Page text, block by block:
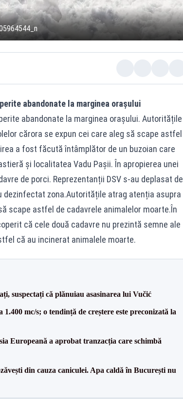
abandonate la marginea orașului
abandonate la marginea orașului. Autoritățile
cărora se expun cei care aleg să scape astfel
a fost făcută întâmplător de un buzoian care
și localitatea Vadu Pașii. În apropierea unei
de porci. Reprezentanții DSV s-au deplasat de
dezinfectat zona.Autoritățile atrag atenția asupra
scape astfel de cadavrele animalelor moarte.În
că cele două cadavre nu prezintă semne ale
că au incinerat animalele moarte.
suspectați că plănuiau asasinarea lui Vučić
mc/s; o tendință de creștere este preconizată la
Europeană a aprobat tranzacția care schimbă
din cauza caniculei. Apa caldă în București nu